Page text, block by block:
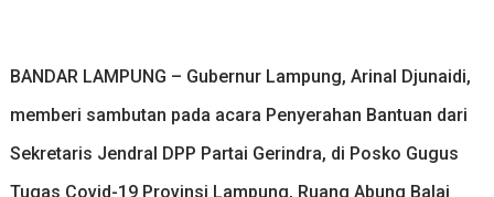
BANDAR LAMPUNG – Gubernur Lampung, Arinal Djunaidi,
memberi sambutan pada acara Penyerahan Bantuan dari
Sekretaris Jendral DPP Partai Gerindra, di Posko Gugus
Tugas Covid-19 Provinsi Lampung, Ruang Abung Balai